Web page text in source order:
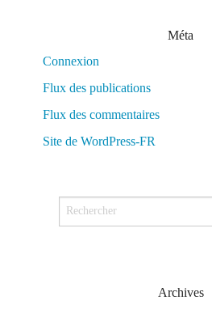
Méta
Connexion
Flux des publications
Flux des commentaires
Site de WordPress-FR
Archives